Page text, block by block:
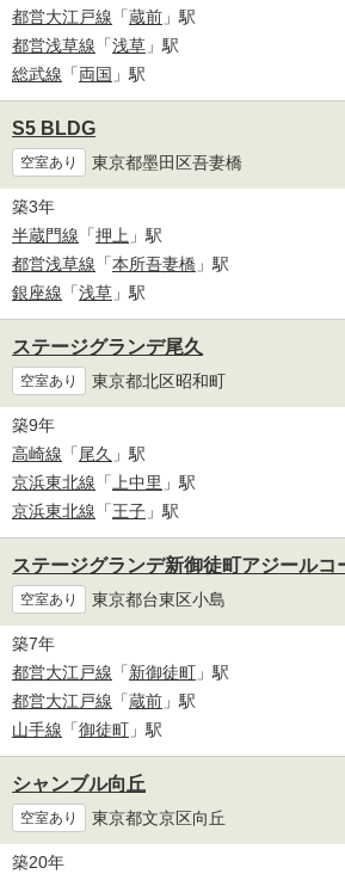
都営大江戸線 「蔵前 」駅
都営浅草線 「浅草 」駅
総武線 「両国 」駅
S5 BLDG
空室あり 東京都墨田区吾妻橋
築3年
半蔵門線 「押上 」駅
都営浅草線 「本所吾妻橋 」駅
銀座線 「浅草 」駅
ステージグランデ尾久
空室あり 東京都北区昭和町
築9年
高崎線 「尾久 」駅
京浜東北線 「上中里 」駅
京浜東北線 「王子 」駅
ステージグランデ新御徒町アジールコ
空室あり 東京都台東区小島
築7年
都営大江戸線 「新御徒町 」駅
都営大江戸線 「蔵前 」駅
山手線 「御徒町 」駅
シャンブル向丘
空室あり 東京都文京区向丘
築20年